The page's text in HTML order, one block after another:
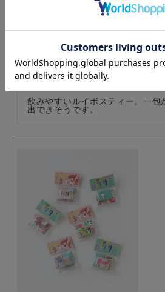
購入者
投稿日 2025/12/18
飲みやすいルイボスティー。一包
出できそうです。